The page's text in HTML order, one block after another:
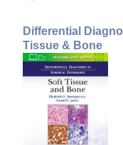
Differential
Tissue & Bone